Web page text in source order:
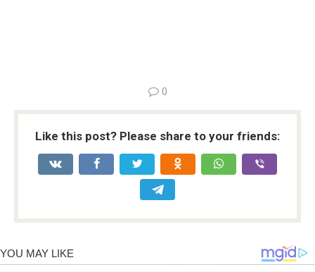
0
Like this post? Please share to your friends: